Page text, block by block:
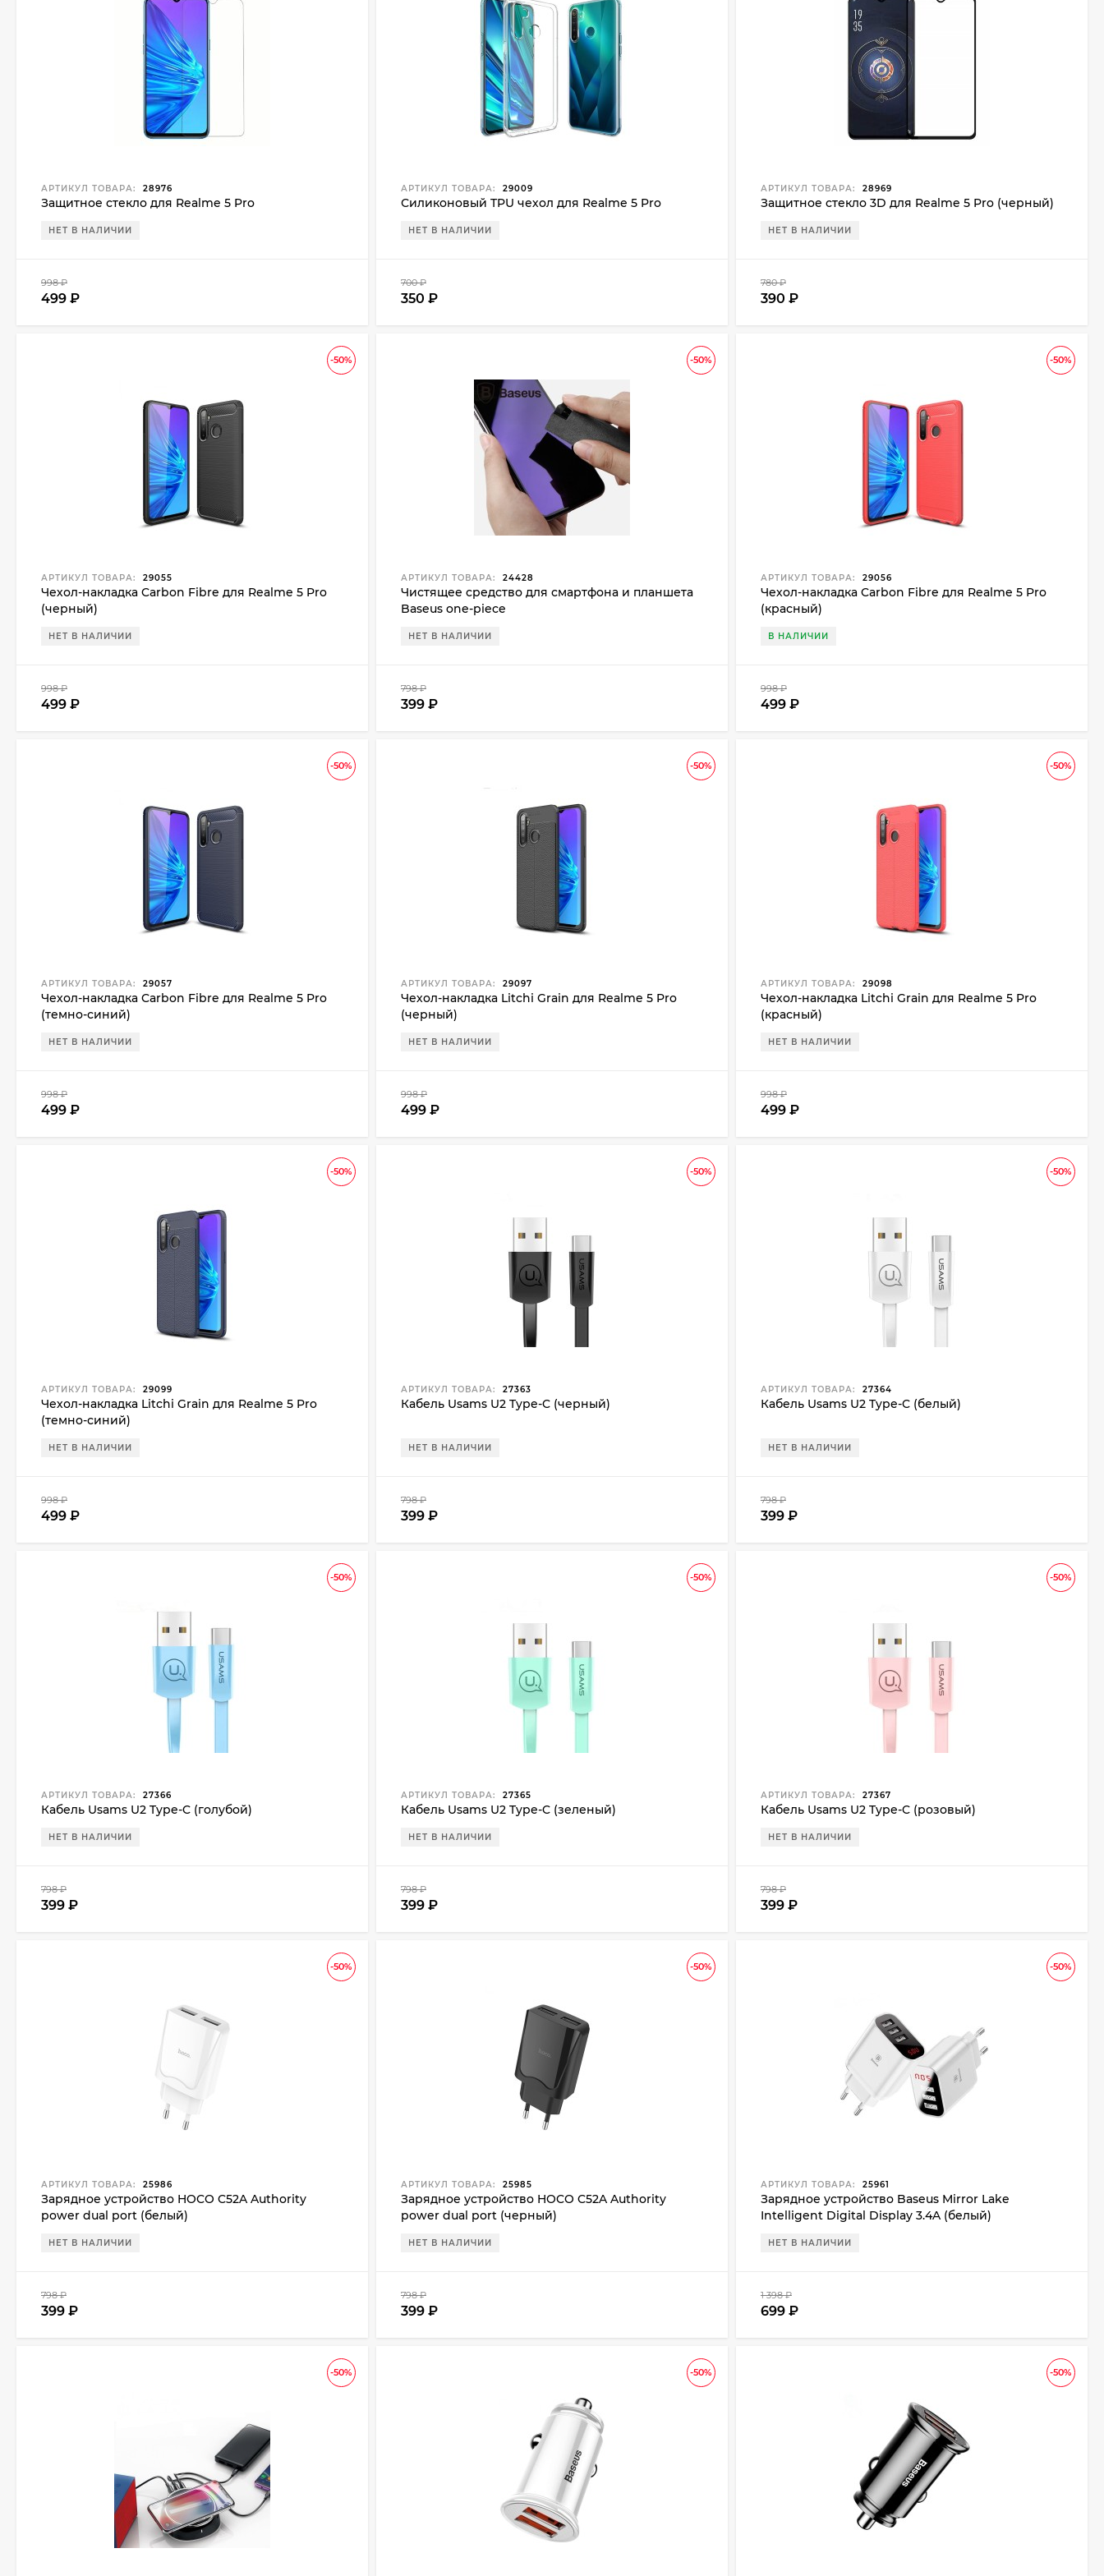
АРТИКУЛ ТОВАРА: 28976
Защитное стекло для Realme 5 Pro
НЕТ В НАЛИЧИИ
998₽
499 ₽
АРТИКУЛ ТОВАРА: 29009
Силиконовый TPU чехол для Realme 5 Pro
НЕТ В НАЛИЧИИ
700₽
350 ₽
АРТИКУЛ ТОВАРА: 28969
Защитное стекло 3D для Realme 5 Pro (черный)
НЕТ В НАЛИЧИИ
780₽
390 ₽
-50%
АРТИКУЛ ТОВАРА: 29055
Чехол-накладка Carbon Fibre для Realme 5 Pro
(черный)
НЕТ В НАЛИЧИИ
998₽
499 ₽
-50%
АРТИКУЛ ТОВАРА: 24428
Чистящее средство для смартфона и планшета
Baseus one-piece
НЕТ В НАЛИЧИИ
798₽
399 ₽
-50%
АРТИКУЛ ТОВАРА: 29056
Чехол-накладка Carbon Fibre для Realme 5 Pro
(красный)
В НАЛИЧИИ
998₽
499 ₽
-50%
АРТИКУЛ ТОВАРА: 29057
Чехол-накладка Carbon Fibre для Realme 5 Pro
(темно-синий)
НЕТ В НАЛИЧИИ
998₽
499 ₽
-50%
АРТИКУЛ ТОВАРА: 29097
Чехол-накладка Litchi Grain для Realme 5 Pro
(черный)
НЕТ В НАЛИЧИИ
998₽
499 ₽
-50%
АРТИКУЛ ТОВАРА: 29098
Чехол-накладка Litchi Grain для Realme 5 Pro
(красный)
НЕТ В НАЛИЧИИ
998₽
499 ₽
-50%
АРТИКУЛ ТОВАРА: 29099
Чехол-накладка Litchi Grain для Realme 5 Pro
(темно-синий)
НЕТ В НАЛИЧИИ
998₽
499 ₽
-50%
АРТИКУЛ ТОВАРА: 27363
Кабель Usams U2 Type-C (черный)
НЕТ В НАЛИЧИИ
798₽
399 ₽
-50%
АРТИКУЛ ТОВАРА: 27364
Кабель Usams U2 Type-C (белый)
НЕТ В НАЛИЧИИ
798₽
399 ₽
-50%
АРТИКУЛ ТОВАРА: 27366
Кабель Usams U2 Type-C (голубой)
НЕТ В НАЛИЧИИ
798₽
399 ₽
-50%
АРТИКУЛ ТОВАРА: 27365
Кабель Usams U2 Type-C (зеленый)
НЕТ В НАЛИЧИИ
798₽
399 ₽
-50%
АРТИКУЛ ТОВАРА: 27367
Кабель Usams U2 Type-C (розовый)
НЕТ В НАЛИЧИИ
798₽
399 ₽
-50%
АРТИКУЛ ТОВАРА: 25986
Зарядное устройство HOCO C52A Authority
power dual port (белый)
НЕТ В НАЛИЧИИ
798₽
399 ₽
-50%
АРТИКУЛ ТОВАРА: 25985
Зарядное устройство HOCO C52A Authority
power dual port (черный)
НЕТ В НАЛИЧИИ
798₽
399 ₽
-50%
АРТИКУЛ ТОВАРА: 25961
Зарядное устройство Baseus Mirror Lake
Intelligent Digital Display 3.4A (белый)
НЕТ В НАЛИЧИИ
1 398₽
699 ₽
-50% -50% -50%